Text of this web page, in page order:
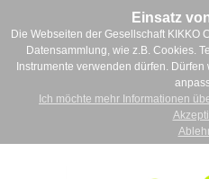
Einsatz
Die Webseiten der Gesellschaft KIKKO
Datensammlung, wie z.B. Cookies.
Instrumente verwenden dürfen.
Ich möchte mehr Informationen